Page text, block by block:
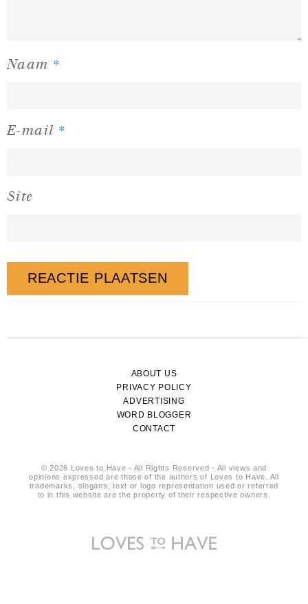
Naam *
E-mail *
Site
ABOUT US
PRIVACY POLICY
ADVERTISING
WORD BLOGGER
CONTACT
© 2026 Loves to Have - All Rights Reserved - All views and
opinions expressed are those of the authors of Loves to Have. All
trademarks, slogans, text or logo representation used or referred
to in this website are the property of their respective owners.